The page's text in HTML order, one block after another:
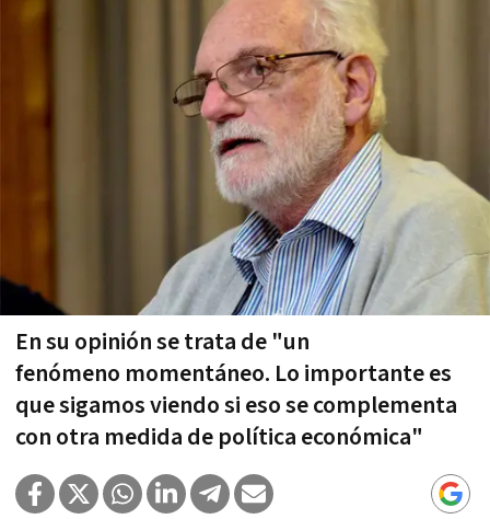
En su opinión se trata de "un
fenómeno momentáneo. Lo importante es
que sigamos viendo si eso se complementa
con otra medida de política económica"